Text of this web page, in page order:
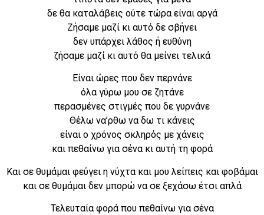
δε θα καταλάβεις ούτε τώρα είναι αργά
Ζήσαμε μαζί κι αυτό δε σβήνει
δεν υπάρχει λάθος ή ευθύνη
ζήσαμε μαζί κι αυτό θα μείνει τελικά
Είναι ώρες που δεν περνάνε
όλα γύρω μου σε ζητάνε
περασμένες στιγμές που δε γυρνάνε
Θέλω να’ρθω να δω τι κάνεις
είναι ο χρόνος σκληρός με χάνεις
και πεθαίνω για σένα κι αυτή τη φορά
Και σε θυμάμαι φεύγει η νύχτα και μου λείπεις και φοβάμαι
και σε θυμάμαι δεν μπορώ να σε ξεχάσω έτσι απλά
Τελευταία φορά που πεθαίνω για σένα